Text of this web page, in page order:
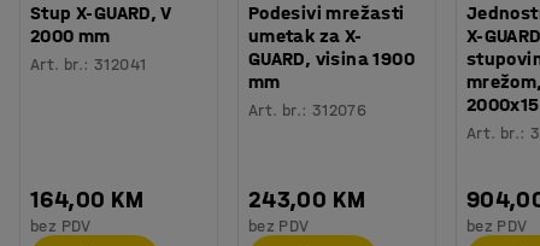
Stup X-GUARD, V
2000 mm
Art. br.:312041
164,00 KM
bez PDV
Podesivi mrežasti
umetak za X-
GUARD, visina 1900
mm
Art. br.: 312076
243,00 KM
bez PDV
X-
Art. br.:
bez PDV